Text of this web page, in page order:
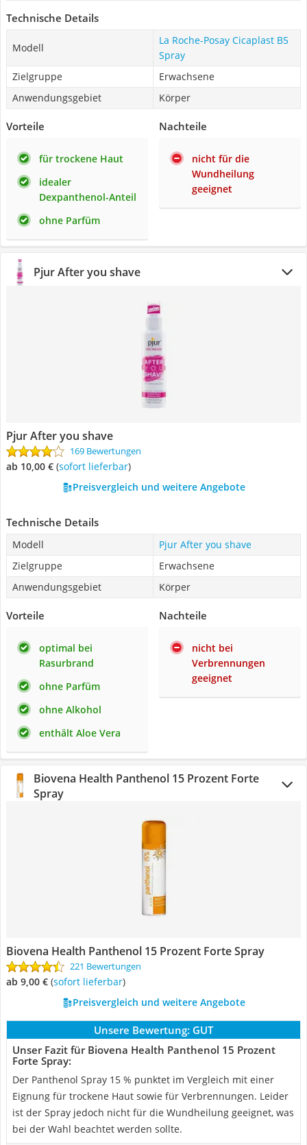
Technische Details
Modell
La Roche-Posay Cicaplast B5
Spray
Zielgruppe
Erwachsene
Anwendungsgebiet
Körper
Vorteile
für trockene Haut
idealer
Dexpanthenol-Anteil
ohne Parfüm
Nachteile
nicht für die
Wundheilung
geeignet
Pjur After you shave
Pjur After you shave
169 Bewertungen
ab 10,00 € ( Sofort lieferbar)
Preisvergleich und weitere Angebote
Technische Details
Modell
Pjur After you shave
Zielgruppe
Erwachsene
Anwendungsgebiet
Körper
Vorteile
optimal bei
Rasurbrand
ohne Parfüm
ohne Alkohol
enthält Aloe Vera
Nachteile
nicht bei
Verbrennungen
geeignet
Biovena Health Panthenol 15 Prozent Forte
Spray
Biovena Health Panthenol 15 Prozent Forte Spray
221 Bewertungen
ab 9,00 € ( Sofort lieferbar)
Preisvergleich und weitere Angebote
Unsere Bewertung: GUT
Unser Fazit für Biovena Health Panthenol 15 Prozent
Forte Spray:
Der Panthenol Spray 15 % punktet im Vergleich mit einer
Eignung für trockene Haut sowie für Verbrennungen. Leider
ist der Spray jedoch nicht für die Wundheilung geeignet, was
bei der Wahl beachtet werden sollte.